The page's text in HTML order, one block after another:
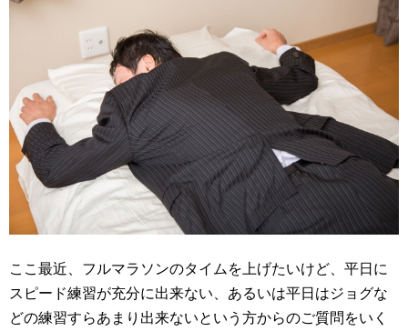
ここ最近、フルマラソンのタイムを上げたいけど、平日に
スピード練習が充分に出来ない、あるいは平日はジョグな
どの練習すらあまり出来ないという方からのご質問をいく